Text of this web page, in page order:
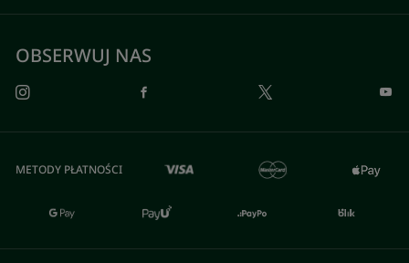
OBSERWUJ NAS
METODY PŁATNOŚCI